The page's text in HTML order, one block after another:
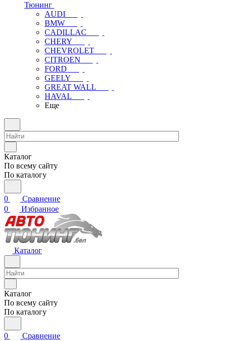
Тюнинг
AUDI
BMW
CADILLAC
CHERY
CHEVROLET
CITROEN
FORD
GEELY
GREAT WALL
HAVAL
Еще
Каталог
По всему сайту
По каталогу
0
Сравнение
0
Избранное
Каталог
Каталог
По всему сайту
По каталогу
0
Сравнение